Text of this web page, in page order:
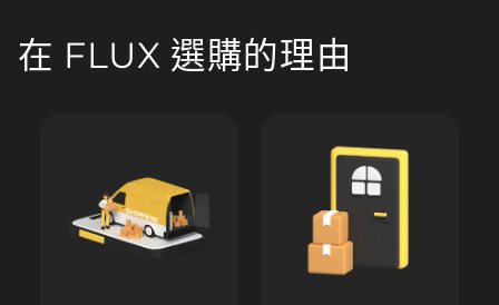
在 FLUX 選購的理由